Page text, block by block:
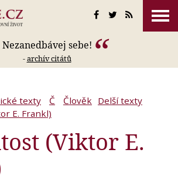
Nezanedbávej sebe!
-archív citátů
texty Č Člověk Delší texty
E. Frankl)
(Viktor E.